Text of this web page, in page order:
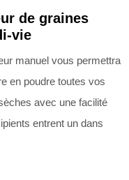
de graines
vie
manuel vous permettra
en poudre toutes vos
avec une facilité
entrent un dans